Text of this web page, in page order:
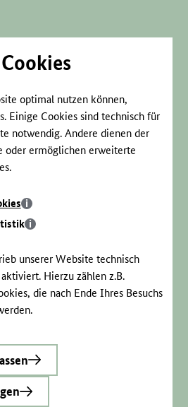
optimal nutzen können,
Einige Cookies sind technisch für
notwendig. Andere dienen der
oder ermöglichen erweiterte
unserer Website technisch
Hierzu zählen z.B.
die nach Ende Ihres Besuchs